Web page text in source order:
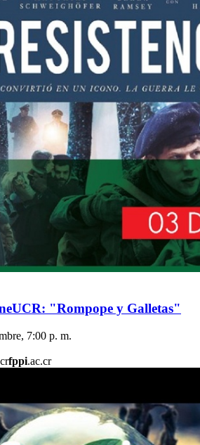
"Rompope y Galletas"
7:00 p. m.
fppi.ac.cr